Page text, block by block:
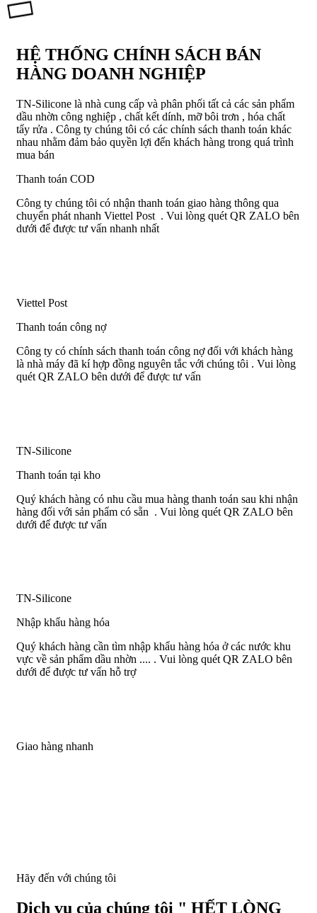
HỆ THỐNG CHÍNH SÁCH BÁN
HÀNG DOANH NGHIỆP
TN-Silicone là nhà cung cấp và phân phối tất cả các sản phẩm
dầu nhờn công nghiệp , chất kết dính, mỡ bôi trơn , hóa chất
tẩy rửa . Công ty chúng tôi có các chính sách thanh toán khác
nhau nhằm đảm bảo quyền lợi đến khách hàng trong quá trình
mua bán
Thanh toán COD
Công ty chúng tôi có nhận thanh toán giao hàng thông qua
chuyển phát nhanh Viettel Post . Vui lòng quét QR ZALO bên
dưới để được tư vấn nhanh nhất
Viettel Post
Thanh toán công nợ
Công ty có chính sách thanh toán công nợ đối với khách hàng
là nhà máy đã kí hợp đồng nguyên tắc với chúng tôi . Vui lòng
quét QR ZALO bên dưới để được tư vấn
TN-Silicone
Thanh toán tại kho
Quý khách hàng có nhu cầu mua hàng thanh toán sau khi nhận
hàng đối với sản phẩm có sẵn . Vui lòng quét QR ZALO bên
dưới để được tư vấn
TN-Silicone
Nhập khẩu hàng hóa
Quý khách hàng cần tìm nhập khẩu hàng hóa ở các nước khu
vực về sản phẩm dầu nhờn .... . Vui lòng quét QR ZALO bên
dưới để được tư vấn hỗ trợ
Giao hàng nhanh
Hãy đến với chúng tôi
Dịch vụ của chúng tôi " HẾT LÒNG